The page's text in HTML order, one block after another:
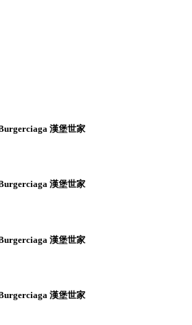
漢堡世家
漢堡世家
漢堡世家
漢堡世家